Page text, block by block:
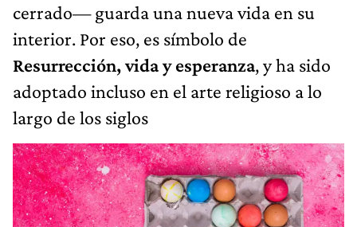
cerrado— guarda una nueva vida en su
interior. Por eso, es símbolo de
Resurrección, vida y esperanza, y ha sido
adoptado incluso en el arte religioso a lo
largo de los siglos